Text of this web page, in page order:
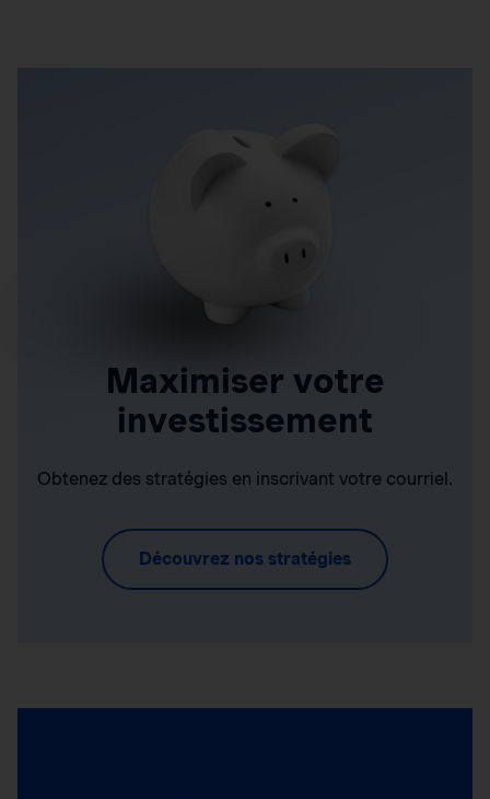
Maximiser votre
investissement
Obtenez des stratégies en inscrivant votre courriel.
Découvrez nos stratégies